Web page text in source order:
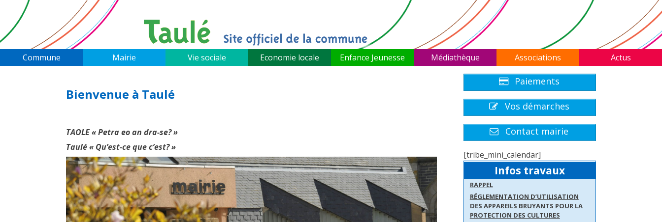
content
Commune Mairie Vie sociale Economie locale Enfance Jeunesse Médiathèque Associations Actus
Bienvenue à Taulé
TAOLE « Petra eo an dra-se? »
Taulé « Qu’est-ce que c’est? »
Paiements
Vos démarches
Contact mairie
[tribe_mini_calendar]
Infos travaux
RAPPEL
RÉGLEMENTATION D’UTILISATION
DES APPAREILS BRUYANTS POUR LA
PROTECTION DES CULTURES